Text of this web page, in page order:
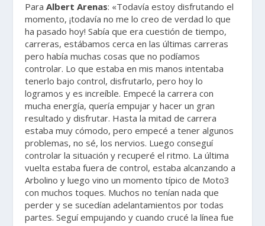
ParaAlbert Arenas: «Todavía estoy disfrutando el
momento, ¡todavía no me lo creo de verdad lo que
ha pasado hoy! Sabía que era cuestión de tiempo,
carreras, estábamos cerca en las últimas carreras
pero había muchas cosas que no podíamos
controlar. Lo que estaba en mis manos intentaba
tenerlo bajo control, disfrutarlo, pero hoy lo
logramos y es increíble. Empecé la carrera con
mucha energía, quería empujar y hacer un gran
resultado y disfrutar. Hasta la mitad de carrera
estaba muy cómodo, pero empecé a tener algunos
problemas, no sé, los nervios. Luego conseguí
controlar la situación y recuperé el ritmo. La última
vuelta estaba fuera de control, estaba alcanzando a
Arbolino y luego vino un momento típico de Moto3
con muchos toques. Muchos no tenían nada que
perder y se sucedían adelantamientos por todas
partes. Seguí empujando y cuando crucé la línea fue